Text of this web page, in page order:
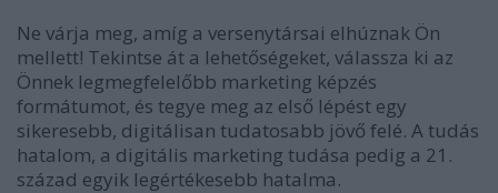
Ne várja meg, amíg a versenytársai elhúznak Ön
mellett! Tekintse át a lehetőségeket, válassza ki az
Önnek legmegfelelőbb marketing képzés
formátumot, és tegye meg az első lépést egy
sikeresebb, digitálisan tudatosabb jövő felé. A tudás
hatalom, a digitális marketing tudása pedig a 21.
század egyik legértékesebb hatalma.